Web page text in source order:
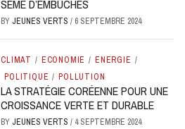
SEMÉ D’EMBÛCHES
BY JEUNES VERTS/ 6 SEPTEMBRE 2024
CLIMAT / ECONOMIE / ENERGIE /
POLITIQUE / POLLUTION
LA STRATÉGIE CORÉENNE POUR UNE
CROISSANCE VERTE ET DURABLE
BY JEUNES VERTS/ 4 SEPTEMBRE 2024